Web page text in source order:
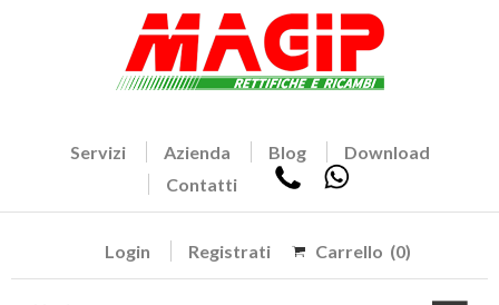
Servizi Azienda Blog
Download
Contatti
Login Registrati Carrello (0)